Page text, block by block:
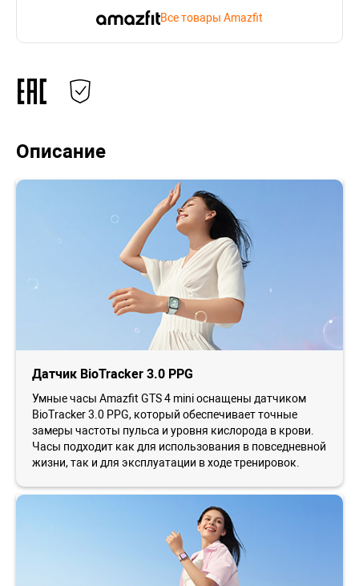
Все товары Amazfit
Описание
Датчик BioTracker 3.0 PPG
Умные часы Amazfit GTS 4 mini оснащены датчиком
BioTracker 3.0 PPG, который обеспечивает точные
замеры частоты пульса и уровня кислорода в крови.
Часы подходит как для использования в повседневной
жизни, так и для эксплуатации в ходе тренировок.